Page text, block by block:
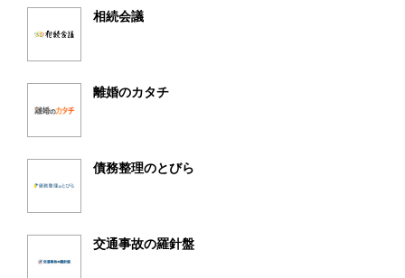
相続会議
離婚のカタチ
債務整理のとびら
交通事故の羅針盤